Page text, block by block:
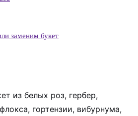
заменим букет
из белых роз, гербер,
гортензии, вибурнума,